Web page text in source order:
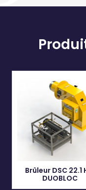
Brûleur DSC 22.1
DUOBLOC